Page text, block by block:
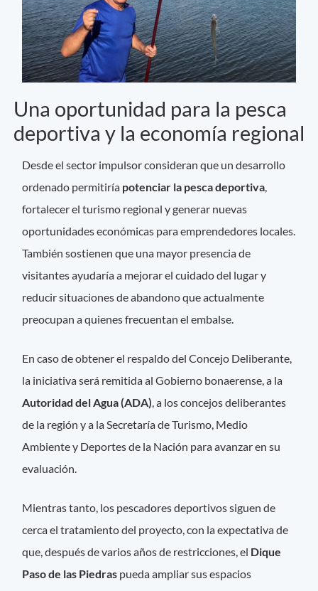
Una oportunidad para la pesca
deportiva y la economía regional
Desde el sector impulsor consideran que un desarrollo
ordenado permitiría potenciar la pesca deportiva,
fortalecer el turismo regional y generar nuevas
oportunidades económicas para emprendedores locales.
También sostienen que una mayor presencia de
visitantes ayudaría a mejorar el cuidado del lugar y
reducir situaciones de abandono que actualmente
preocupan a quienes frecuentan el embalse.
En caso de obtener el respaldo del Concejo Deliberante,
la iniciativa será remitida al Gobierno bonaerense, a la
Autoridad del Agua (ADA), a los concejos deliberantes
de la región y a la Secretaría de Turismo, Medio
Ambiente y Deportes de la Nación para avanzar en su
evaluación.
Mientras tanto, los pescadores deportivos siguen de
cerca el tratamiento del proyecto, con la expectativa de
que, después de varios años de restricciones, el Dique
Paso de las Piedras pueda ampliar sus espacios